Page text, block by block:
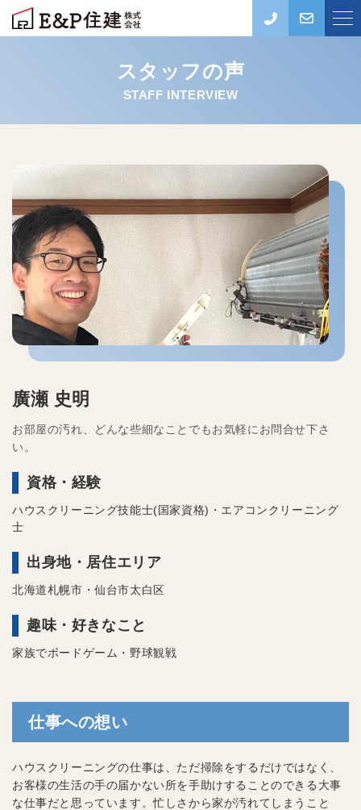
スタッフの声
STAFF INTERVIEW
廣瀬 史明
お部屋の汚れ、どんな些細なことでもお気軽にお問合せ下さ
い。
資格・経験
ハウスクリーニング技能士(国家資格)・エアコンクリーニング
士
出身地・居住エリア
北海道札幌市・仙台市太白区
趣味・好きなこと
家族でボードゲーム・野球観戦
仕事への想い
ハウスクリーニングの仕事は、ただ掃除をするだけではなく、
お客様の生活の手の届かない所を手助けすることのできる大事
な仕事だと思っています。忙しさから家が汚れてしまうこと